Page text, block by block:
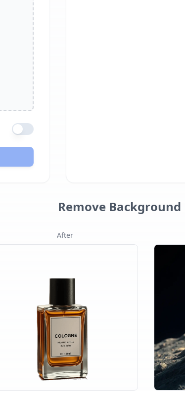
Remove Background
After